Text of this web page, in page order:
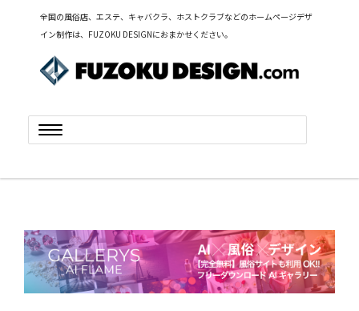
全国の風俗店、エステ、キャバクラ、ホストクラブなどのホームページデザ
イン制作は、FUZOKU DESIGNにおまかせください。
Toggle
navigation